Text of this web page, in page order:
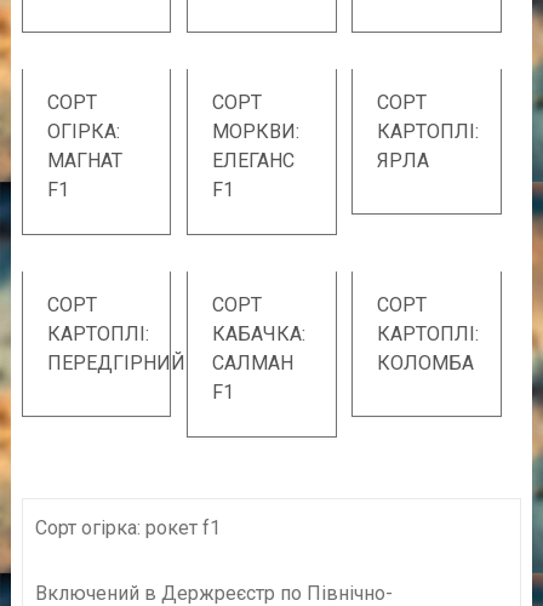
СОРТ
ОГІРКА:
МАГНАТ
F1
СОРТ
МОРКВИ:
ЕЛЕГАНС
F1
СОРТ
КАРТОПЛІ:
ЯРЛА
СОРТ
КАРТОПЛІ:
ПЕРЕДГІРНИЙ
СОРТ
КАБАЧКА:
САЛМАН
F1
СОРТ
КАРТОПЛІ:
КОЛОМБА
Сорт огірка: рокет f1
Включений в Держреєстр по Північно-